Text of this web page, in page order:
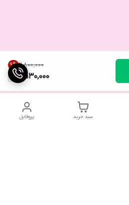
۲٬۸۰۰٬۰۰۰ 9%
2,530,000
پروفایل سبد خرید